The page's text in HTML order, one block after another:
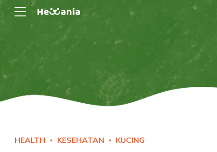
HEALTH KESEHATAN KUCING